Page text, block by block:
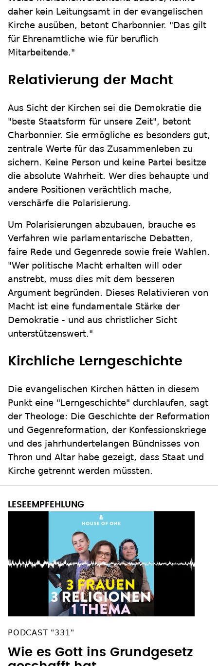
daher kein Leitungsamt in der evangelischen
Kirche ausüben, betont Charbonnier. "Das gilt
für Ehrenamtliche wie für beruflich
Mitarbeitende."
Relativierung der Macht
Aus Sicht der Kirchen sei die Demokratie die
"beste Staatsform für unsere Zeit", betont
Charbonnier. Sie ermögliche es besonders gut,
zentrale Werte für das Zusammenleben zu
sichern. Keine Person und keine Partei besitze
die absolute Wahrheit. Wer dies behaupte und
andere Positionen verächtlich mache,
verschärfe die Polarisierung.
Um Polarisierungen abzubauen, brauche es
Verfahren wie parlamentarische Debatten,
faire Rede und Gegenrede sowie freie Wahlen.
"Wer politische Macht erhalten will oder
anstrebt, muss dies mit dem besseren
Argument begründen. Dieses Relativieren von
Macht ist eine fundamentale Stärke der
Demokratie - und aus christlicher Sicht
unterstützenswert."
Kirchliche Lerngeschichte
Die evangelischen Kirchen hätten in diesem
Punkt eine "Lerngeschichte" durchlaufen, sagt
der Theologe: Die Geschichte der Reformation
und Gegenreformation, der Konfessionskriege
und des jahrhundertelangen Bündnisses von
Thron und Altar habe gezeigt, dass Staat und
Kirche getrennt werden müssten.
PODCAST "331"
Wie es Gott ins Grundgesetz